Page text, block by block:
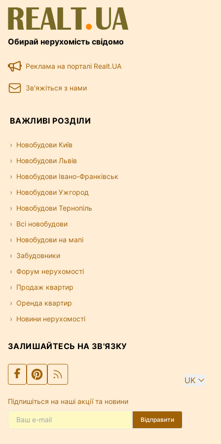
Обирай нерухомість свідомо
Реклама на порталі Realt.UA
Зв'яжіться з нами
ВАЖЛИВІ РОЗДІЛИ
Новобудови Київ
Новобудови Львів
Новобудови Івано-Франківськ
Новобудови Ужгород
Новобудови Тернопіль
Всі новобудови
Новобудови на мапі
Забудовники
Форум нерухомості
Продаж квартир
Оренда квартир
Новини нерухомості
ЗАЛИШАЙТЕСЬ НА ЗВ'ЯЗКУ
UK
Підпишіться на наші акції та новини
Відправити